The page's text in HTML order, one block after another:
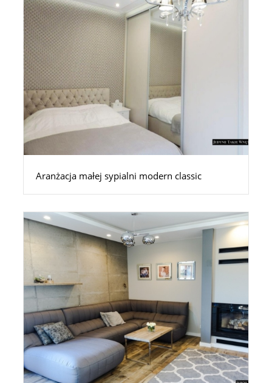
Aranżacja małej sypialni modern classic